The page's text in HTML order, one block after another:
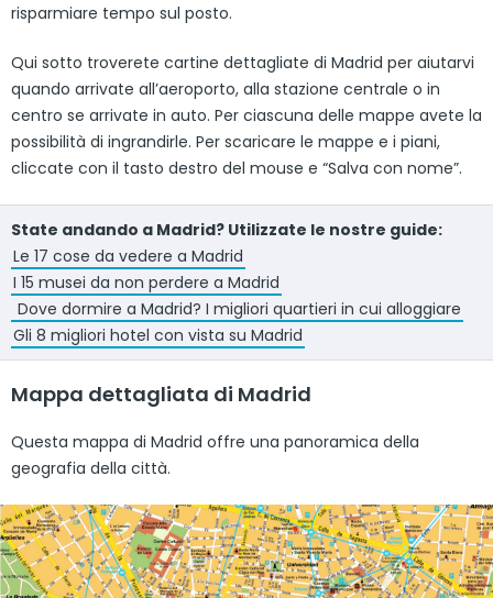
risparmiare tempo sul posto.
Qui sotto troverete cartine dettagliate di Madrid per aiutarvi
quando arrivate all’aeroporto, alla stazione centrale o in
centro se arrivate in auto. Per ciascuna delle mappe avete la
possibilità di ingrandirle. Per scaricare le mappe e i piani,
cliccate con il tasto destro del mouse e “Salva con nome”.
State andando a Madrid? Utilizzate le nostre guide:
Le 17 cose da vedere a Madrid
I 15 musei da non perdere a Madrid
Dove dormire a Madrid? I migliori quartieri in cui alloggiare
Gli 8 migliori hotel con vista su Madrid
Mappa dettagliata di Madrid
Questa mappa di Madrid offre una panoramica della
geografia della città.